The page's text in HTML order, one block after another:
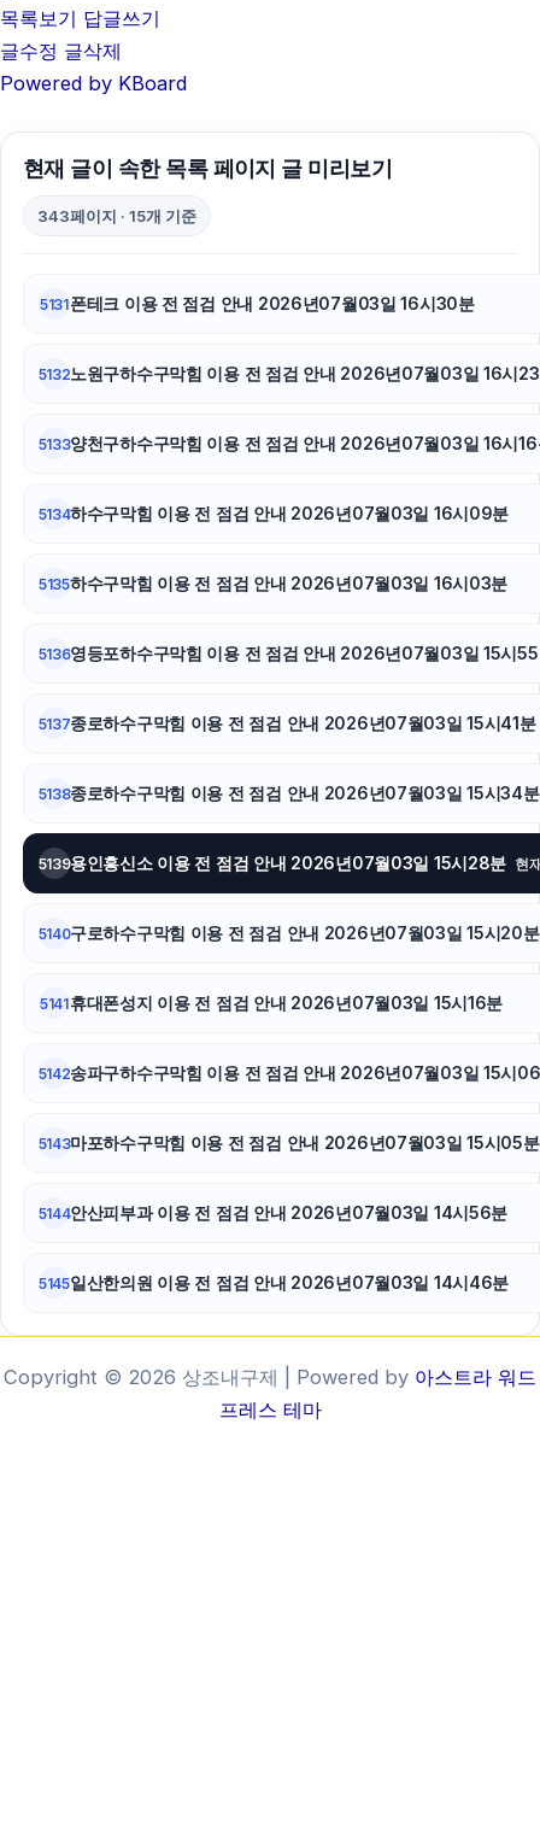
김포공항주차대행
서초이혼변호사
축구반티
오렌지티켓
목록보기 답글쓰기
글수정 글삭제
Powered by KBoard
현재 글이 속한 목록 페이지 글 미리보기
343페이지 · 15개 기준
5131폰테크 이용 전 점검 안내 2026년07월03일 16시30분
5132노원구하수구막힘 이용 전 점검 안내 2026년07월03일 16시
5133양천구하수구막힘 이용 전 점검 안내 2026년07월03일 16시16
5134하수구막힘 이용 전 점검 안내 2026년07월03일 16시09분
5135하수구막힘 이용 전 점검 안내 2026년07월03일 16시03분
5136영등포하수구막힘 이용 전 점검 안내 2026년07월03일 15시
5137종로하수구막힘 이용 전 점검 안내 2026년07월03일 15시41분
5138종로하수구막힘 이용 전 점검 안내 2026년07월03일 15시34분
5139용인흥신소 이용 전 점검 안내 2026년07월03일 15시28분 현
5140구로하수구막힘 이용 전 점검 안내 2026년07월03일 15시20분
5141휴대폰성지 이용 전 점검 안내 2026년07월03일 15시16분
5142송파구하수구막힘 이용 전 점검 안내 2026년07월03일 15시
5143마포하수구막힘 이용 전 점검 안내 2026년07월03일 15시05분
5144안산피부과 이용 전 점검 안내 2026년07월03일 14시56분
5145일산한의원 이용 전 점검 안내 2026년07월03일 14시46분
Copyright © 2026 상조내구제 | Powered by 아스트라 워드
프레스 테마